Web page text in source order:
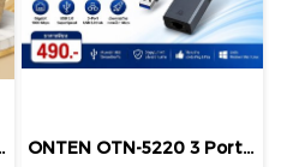
บถามเพิ่มเติมได้นะคะ ONTEN OTN-5220 3 Port USB HUB v3.0 + LAN ONTEN 4 in 1 USB 3 Port + Lan Support Windows / Linux / Mac OS